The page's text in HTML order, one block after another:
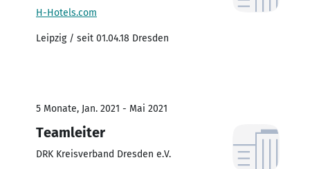
H-Hotels.com
Leipzig / seit 01.04.18 Dresden
5 Monate, Jan. 2021 - Mai 2021
Teamleiter
DRK Kreisverband Dresden e.V.